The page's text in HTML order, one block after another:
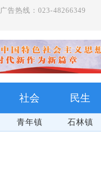
广告热线：023-48266349
社会 民生
青年镇 石林镇